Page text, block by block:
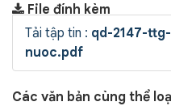
File đính kèm
Tải tập tin : qd-2147-
nuoc.pdf
Các văn bản cùng thể